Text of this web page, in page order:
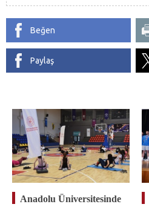
Beğen
Paylaş
Anadolu Üniversitesinde